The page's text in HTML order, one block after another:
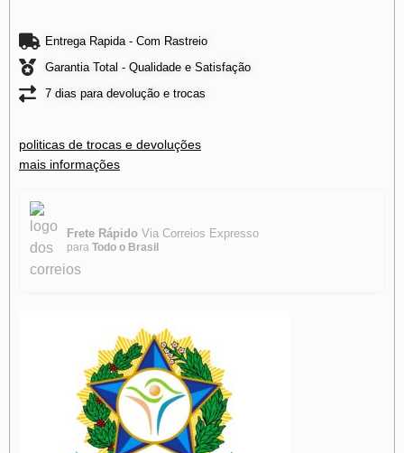
Entrega Rapida - Com Rastreio
Garantia Total - Qualidade e Satisfação
7 dias para devolução e trocas
politicas de trocas e devoluções
mais informações
Frete Rápido Via Correios Expresso
para Todo o Brasil